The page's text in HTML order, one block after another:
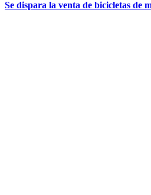
Se dispara la venta de bicicletas de